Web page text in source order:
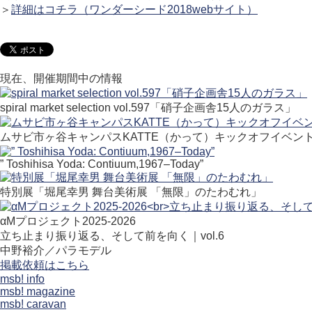
＞ 詳細はコチラ（ワンダーシード2018webサイト）
現在、開催期間中の情報
spiral market selection vol.597「硝子企画舎15人のガラス」
ムサビ市ヶ谷キャンパスKATTE（かって）キックオフイベン
” Toshihisa Yoda: Contiuum,1967–Today”
特別展「堀尾幸男 舞台美術展 「無限」のたわむれ」
αMプロジェクト2025-2026
立ち止まり振り返る、そして前を向く｜vol.6
中野裕介／パラモデル
掲載依頼はこちら
msb! info
msb! magazine
msb! caravan